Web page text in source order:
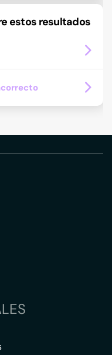
estos resultados